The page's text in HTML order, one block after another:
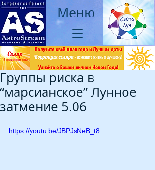
Меню
Группы риска в
“марсианское” Лунное
затмение 5.06
https://youtu.be/JBPJsNeB_t8